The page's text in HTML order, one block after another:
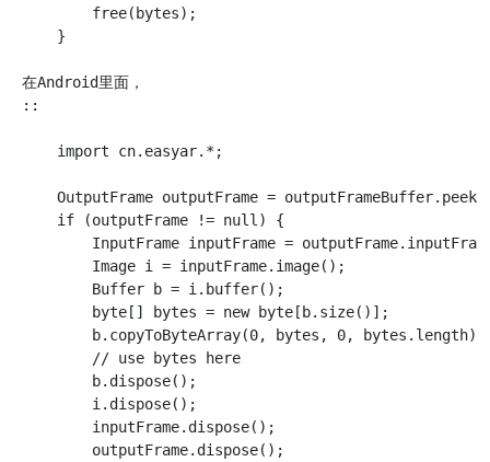
         free(bytes);
     }
在Android里面，
::
     import cn.easyar.*;
OutputFrame outputFrame =
     if (outputFrame != null) {
InputFrame inputFrame =
         Image i = inputFrame.image();
         Buffer b = i.buffer();
         byte[] bytes = new byte[b.size()];
         b.copyToByteArray(0, bytes, 0, bytes.length);
         // use bytes here
         b.dispose();
         i.dispose();
         inputFrame.dispose();
         outputFrame.dispose();